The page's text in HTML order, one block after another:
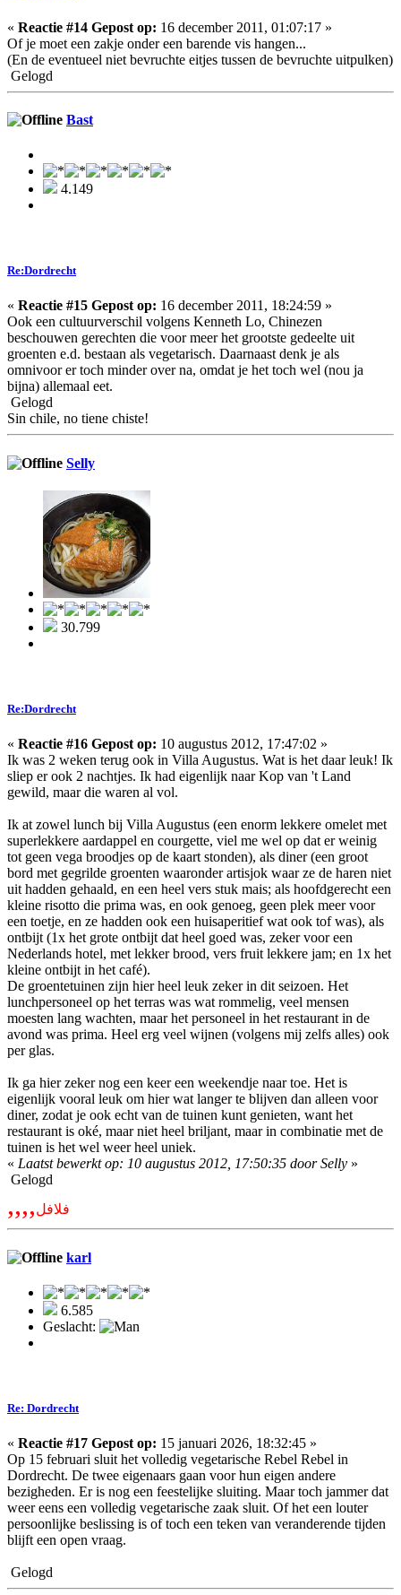
« Reactie #14 Gepost op: 16 december 2011, 01:07:17 »
Of je moet een zakje onder een barende vis hangen...
(En de eventueel niet bevruchte eitjes tussen de bevruchte uitpulken)
Gelogd
Bast
4.149
Re:Dordrecht
« Reactie #15 Gepost op: 16 december 2011, 18:24:59 »
Ook een cultuurverschil volgens Kenneth Lo, Chinezen
beschouwen gerechten die voor meer het grootste gedeelte uit
groenten e.d. bestaan als vegetarisch. Daarnaast denk je als
omnivoor er toch minder over na, omdat je het toch wel (nou ja
bijna) allemaal eet.
Gelogd
Sin chile, no tiene chiste!
Selly
30.799
Re:Dordrecht
« Reactie #16 Gepost op: 10 augustus 2012, 17:47:02 »
Ik was 2 weken terug ook in Villa Augustus. Wat is het daar leuk! Ik
sliep er ook 2 nachtjes. Ik had eigenlijk naar Kop van 't Land
gewild, maar die waren al vol.
Ik at zowel lunch bij Villa Augustus (een enorm lekkere omelet met
superlekkere aardappel en courgette, viel me wel op dat er weinig
tot geen vega broodjes op de kaart stonden), als diner (een groot
bord met gegrilde groenten waaronder artisjok waar ze de haren niet
uit hadden gehaald, en een heel vers stuk mais; als hoofdgerecht een
kleine risotto die prima was, en ook genoeg, geen plek meer voor
een toetje, en ze hadden ook een huisaperitief wat ook tof was), als
ontbijt (1x het grote ontbijt dat heel goed was, zeker voor een
Nederlands hotel, met lekker brood, vers fruit lekkere jam; en 1x het
kleine ontbijt in het café).
De groentetuinen zijn hier heel leuk zeker in dit seizoen. Het
lunchpersoneel op het terras was wat rommelig, veel mensen
moesten lang wachten, maar het personeel in het restaurant in de
avond was prima. Heel erg veel wijnen (volgens mij zelfs alles) ook
per glas.
Ik ga hier zeker nog een keer een weekendje naar toe. Het is
eigenlijk vooral leuk om hier wat langer te blijven dan alleen voor
diner, zodat je ook echt van de tuinen kunt genieten, want het
restaurant is oké, maar niet heel briljant, maar in combinatie met de
tuinen is het wel weer heel uniek.
« Laatst bewerkt op: 10 augustus 2012, 17:50:35 door Selly »
Gelogd
,,,,فلافل
karl
6.585
Geslacht:
Re: Dordrecht
« Reactie #17 Gepost op: 15 januari 2026, 18:32:45 »
Op 15 februari sluit het volledig vegetarische Rebel Rebel in
Dordrecht. De twee eigenaars gaan voor hun eigen andere
bezigheden. Er is nog een feestelijke sluiting. Maar toch jammer dat
weer eens een volledig vegetarische zaak sluit. Of het een louter
persoonlijke beslissing is of toch een teken van veranderende tijden
blijft een open vraag.
Gelogd